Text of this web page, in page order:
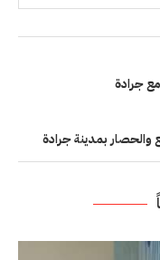
جرادة
والحصار بمدينة جرادة